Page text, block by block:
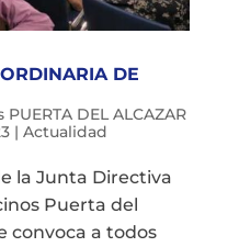
DE
DEL ALCAZAR
| Actualidad
la Junta Directiva
Puerta del
convoca a todos